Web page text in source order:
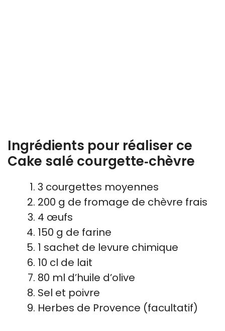
Ingrédients pour réaliser ce
Cake salé courgette‑chèvre
3 courgettes moyennes
200 g de fromage de chèvre frais
4 œufs
150 g de farine
1 sachet de levure chimique
10 cl de lait
80 ml d’huile d’olive
Sel et poivre
Herbes de Provence (facultatif)